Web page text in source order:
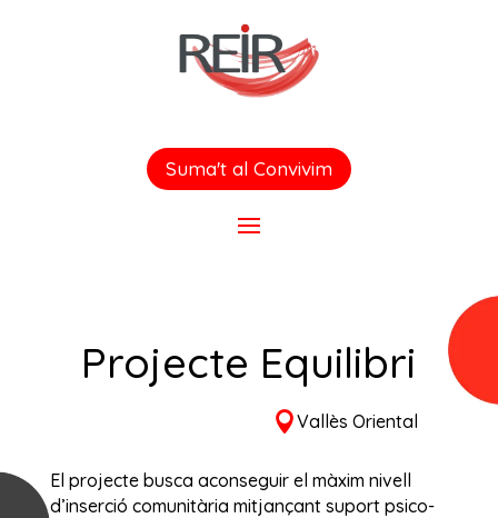
Suma't al Convivim
Projecte Equilibri
Vallès Oriental
El projecte busca aconseguir el màxim nivell
d’inserció comunitària mitjançant suport psico-